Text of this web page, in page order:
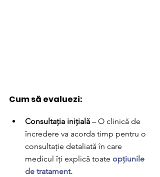
Cum să evaluezi:
Consultația inițială – O clinică de
încredere va acorda timp pentru o
consultație detaliată în care
medicul îți explică toate opțiunile
de tratament.